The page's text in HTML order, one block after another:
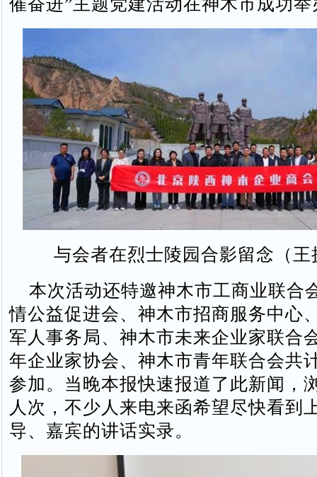
与会者在烈士陵园合影留念（王
本次活动还特邀神木市工商业联合
情公益促进会、神木市招商服务中心
军人事务局、神木市未来企业家联合
年企业家协会、神木市青年联合会共
参加。当晚本报快速报道了此新闻，
人次，不少人来电来函希望尽快看到
导、嘉宾的讲话实录。